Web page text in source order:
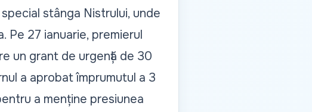
stânga Nistrului, unde
Pe 27 ianuarie, premierul
un grant de urgență de 30
a aprobat împrumutul a 3
a menține presiunea